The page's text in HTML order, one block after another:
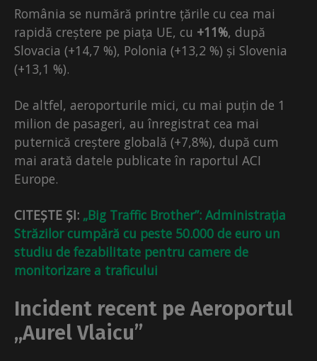
România se numără printre țările cu cea mai
rapidă creștere pe piața UE, cu +11%, după
Slovacia (+14,7 %), Polonia (+13,2 %) și Slovenia
(+13,1 %).
De altfel, aeroporturile mici, cu mai puțin de 1
milion de pasageri, au înregistrat cea mai
puternică creștere globală (+7,8%), după cum
mai arată datele publicate în raportul ACI
Europe.
CITEȘTE ȘI: „Big Traffic Brother”: Administrația
Străzilor cumpără cu peste 50.000 de euro un
studiu de fezabilitate pentru camere de
monitorizare a traficului
Incident recent pe Aeroportul
„Aurel Vlaicu”